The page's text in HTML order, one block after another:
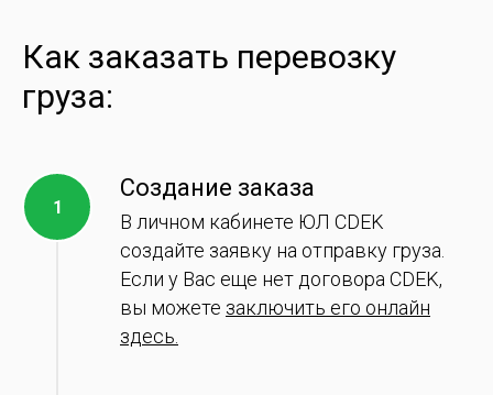
Как заказать перевозку
груза:
Создание заказа
В личном кабинете ЮЛ CDEK
создайте заявку на отправку груза.
Если у Вас еще нет договора CDEK,
вы можете заключить его онлайн
здесь.